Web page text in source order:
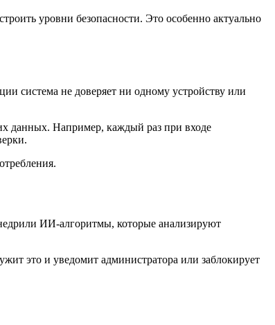
уровни безопасности. Это особенно актуально
система не доверяет ни одному устройству или
данных. Например, каждый раз при входе
ИИ-алгоритмы, которые анализируют
это и уведомит администратора или заблокирует